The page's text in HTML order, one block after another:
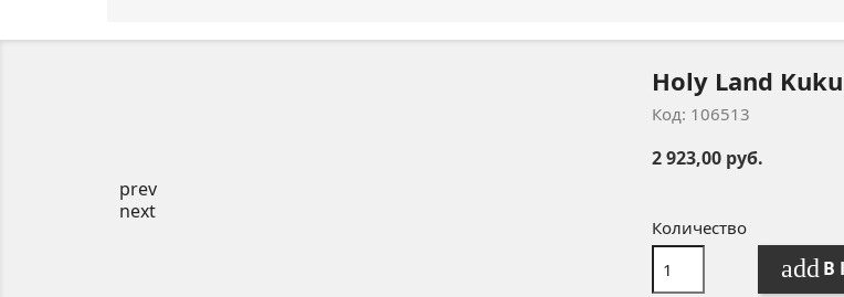
prev
next
Holy Land
Код: 106513
2 923,00 руб.
Количество
add В